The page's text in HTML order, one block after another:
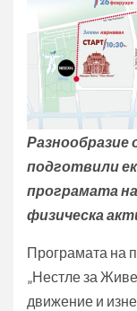
Разнообразие
подготвили
програмата
физическа
Програмата на
„Нестле за
движение и